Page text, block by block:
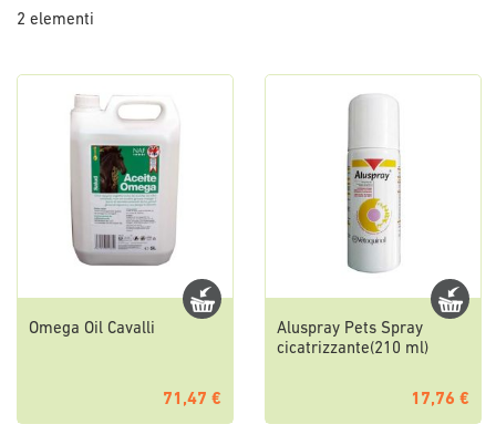
2 elementi
Omega Oil Cavalli
71,47 €
Aluspray Pets Spray
cicatrizzante(210 ml)
17,76 €